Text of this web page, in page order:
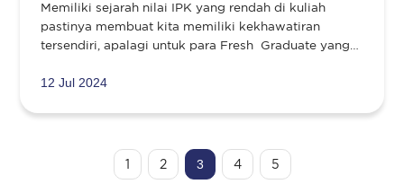
Memiliki sejarah nilai IPK yang rendah di kuliah
pastinya membuat kita memiliki kekhawatiran
tersendiri, apalagi untuk para Fresh Graduate yang…
12 Jul 2024
1 2 3 4 5